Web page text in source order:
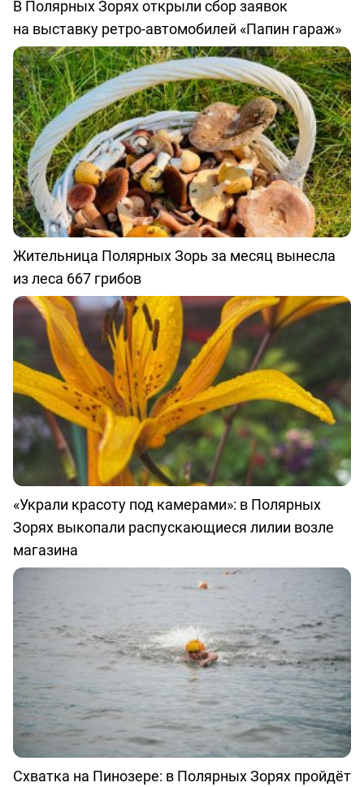
В Полярных Зорях открыли сбор заявок
на выставку ретро-автомобилей «Папин гараж»
Жительница Полярных Зорь за месяц вынесла
из леса 667 грибов
«Украли красоту под камерами»: в Полярных
Зорях выкопали распускающиеся лилии возле
магазина
Схватка на Пинозере: в Полярных Зорях пройдёт